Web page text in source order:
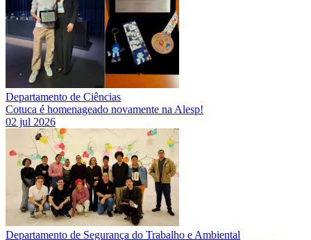
Departamento de Ciências
Cotuca é homenageado novamente na Alesp!
02 jul 2026
Departamento de Segurança do Trabalho e Ambiental